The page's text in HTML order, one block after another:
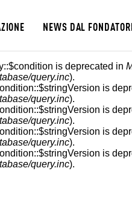
NEWS DAL
is deprecated in
query.inc).
is
query.inc).
is
query.inc).
is
query.inc).
is
query.inc).